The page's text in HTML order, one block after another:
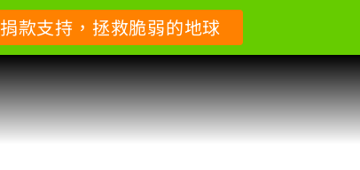
捐款支持，拯救脆弱的地球